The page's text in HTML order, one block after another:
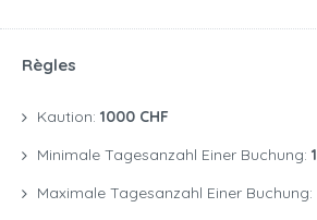
Règles
Kaution: 1000 CHF
Minimale Tagesanzahl Einer Buchung: 1
Maximale Tagesanzahl Einer Buchung: